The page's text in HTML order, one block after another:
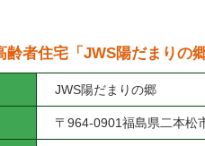
者住宅「JWS陽だまりの郷
JWS陽だまりの郷
〒964-0901福島県二本松